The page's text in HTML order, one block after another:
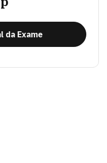
da Exame